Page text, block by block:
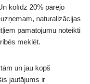
kolīdz 20% pārējo
naturalizācijas
pamatojumu noteikti
meklēt.
un jau kopš
jautājums ir